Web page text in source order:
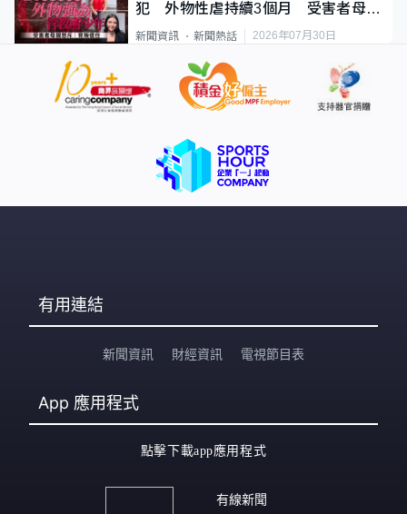
犯 外物性虐持續3個月 受害者母：
要保護其他人
新聞資訊 新聞熱話 2026年07月30日
有用連結
新聞資訊 財經資訊 電視節目表
App 應用程式
點擊下載app應用程式
有線新聞